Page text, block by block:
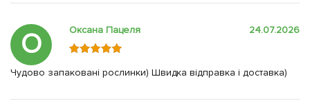
О Оксана Пацеля 24.07.2026
Чудово запаковані рослинки) Швидка відправка і доставка)